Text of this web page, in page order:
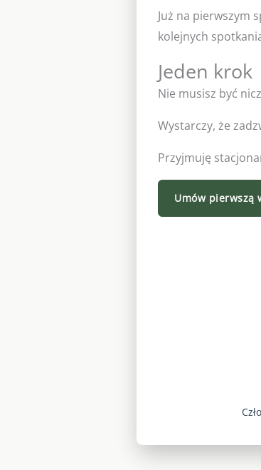
Już na pierwszym
kolejnych
Jeden krok
Nie musisz być
Wystarczy, że
Przyjmuję
Umów pierwszą